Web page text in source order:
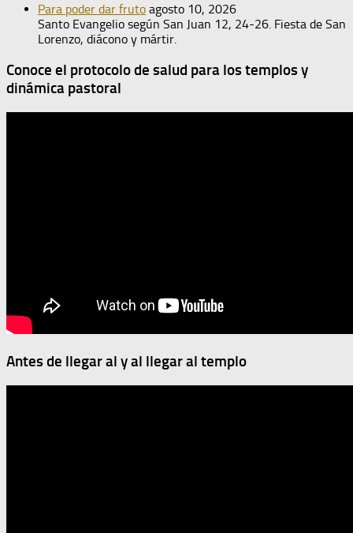
Para poder dar fruto agosto 10, 2026
Santo Evangelio según San Juan 12, 24-26. Fiesta de San
Lorenzo, diácono y mártir.
Conoce el protocolo de salud para los templos y
dinámica pastoral
Antes de llegar al y al llegar al templo